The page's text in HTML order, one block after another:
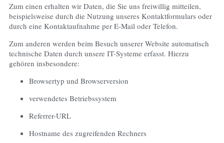
Zum einen erhalten wir Daten, die Sie uns freiwillig mitteilen,
beispielsweise durch die Nutzung unseres Kontaktformulars oder
durch eine Kontaktaufnahme per E-Mail oder Telefon.
Zum anderen werden beim Besuch unserer Website automatisch
technische Daten durch unsere IT-Systeme erfasst. Hierzu
gehören insbesondere:
Browsertyp und Browserversion
verwendetes Betriebssystem
Referrer-URL
Hostname des zugreifenden Rechners